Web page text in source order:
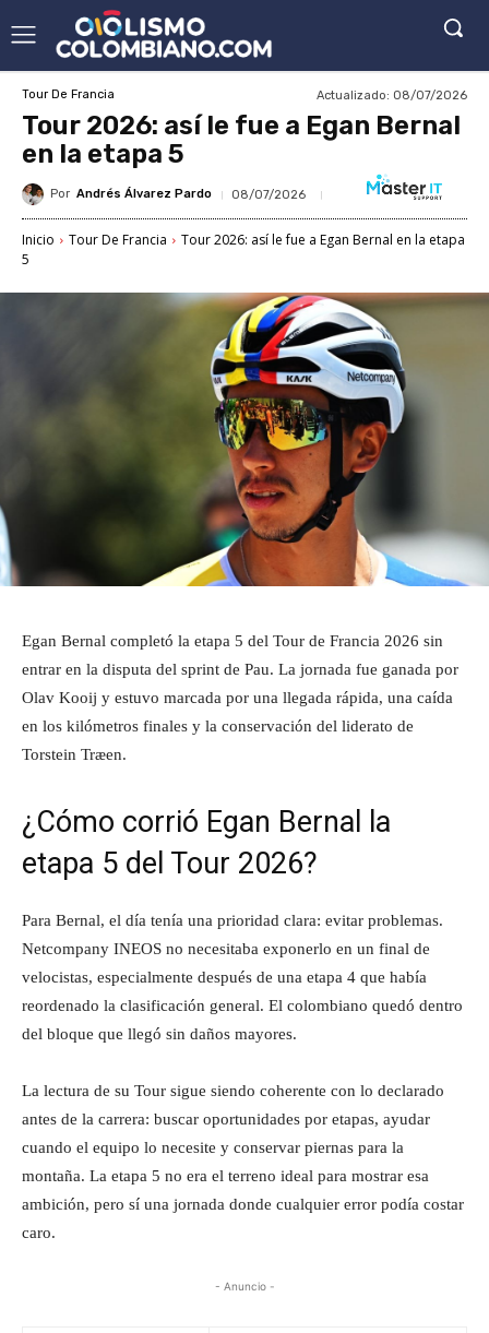
Tour De Francia Actualizado: 08/07/2026
Tour 2026: así le fue a Egan Bernal
en la etapa 5
Por Andrés Álvarez Pardo 08/07/2026
Inicio Tour De Francia
Tour 2026: así le fue a Egan Bernal en la etapa
5
Egan Bernal completó la etapa 5 del Tour de Francia 2026 sin
entrar en la disputa del sprint de Pau. La jornada fue ganada por
Olav Kooij y estuvo marcada por una llegada rápida, una caída
en los kilómetros finales y la conservación del liderato de
Torstein Træen.
¿Cómo corrió Egan Bernal la
etapa 5 del Tour 2026?
Para Bernal, el día tenía una prioridad clara: evitar problemas.
Netcompany INEOS no necesitaba exponerlo en un final de
velocistas, especialmente después de una etapa 4 que había
reordenado la clasificación general. El colombiano quedó dentro
del bloque que llegó sin daños mayores.
La lectura de su Tour sigue siendo coherente con lo declarado
antes de la carrera: buscar oportunidades por etapas, ayudar
cuando el equipo lo necesite y conservar piernas para la
montaña. La etapa 5 no era el terreno ideal para mostrar esa
ambición, pero sí una jornada donde cualquier error podía costar
caro.
- Anuncio -